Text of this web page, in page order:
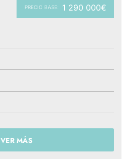
PRECIO BASE: 1 290 000€
VER MÁS